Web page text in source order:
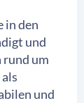
in den
und
rund um
und